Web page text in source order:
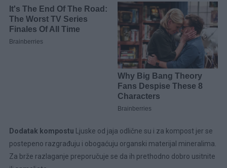
Dodatak kompostu Ljuske od jaja odlične su i za kompost jer se
postepeno razgrađuju i obogaćuju organski materijal mineralima.
Za brže razlaganje preporučuje se da ih prethodno dobro usitnite